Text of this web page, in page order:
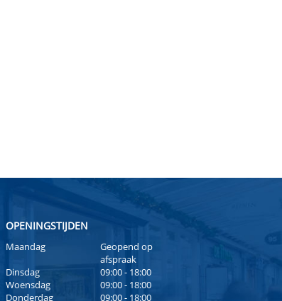
OPENINGSTIJDEN
Maandag
Geopend op
afspraak
Dinsdag
09:00 - 18:00
Woensdag
09:00 - 18:00
Donderdag
09:00 - 18:00